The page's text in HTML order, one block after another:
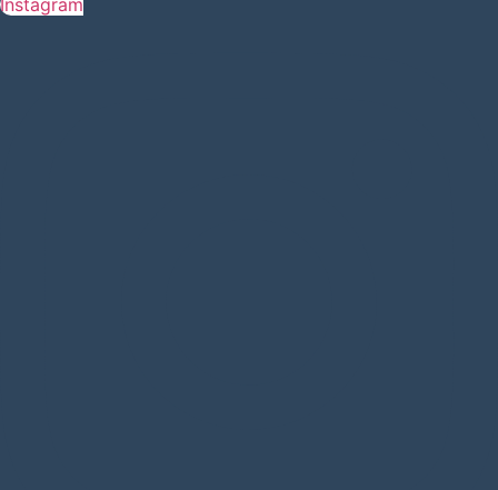
Instagram